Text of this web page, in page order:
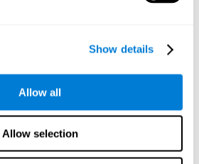
Show details
Allow all
Allow selection
des réseaux neuronaux après 3
semaines.
t-il si je n'entraîne pas
cognitives ?